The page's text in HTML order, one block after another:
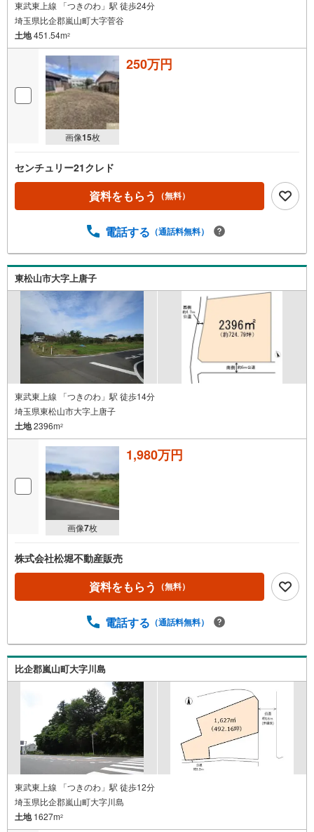
東武東上線 「つきのわ」駅 徒歩24分
埼玉県比企郡嵐山町大字菅谷
土地451.54m2
画像15枚
250万円
センチュリー21クレド
資料をもらう （無料）
電話する （通話料無料）
東松山市大字上唐子
東武東上線 「つきのわ」駅 徒歩14分
埼玉県東松山市大字上唐子
土地2396m2
画像7枚
1,980万円
株式会社松堀不動産販売
資料をもらう （無料）
電話する （通話料無料）
比企郡嵐山町大字川島
東武東上線 「つきのわ」駅 徒歩12分
埼玉県比企郡嵐山町大字川島
土地1627m2